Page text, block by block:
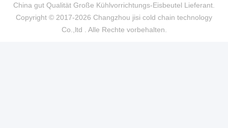
China gut Qualität Große Kühlvorrichtungs-Eisbeutel Lieferant.
Copyright © 2017-2026 Changzhou jisi cold chain technology
Co.,ltd . Alle Rechte vorbehalten.